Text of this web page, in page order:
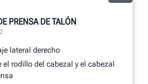
PRENSA DE TALÓN
lateral derecho
el rodillo del cabezal y el cabezal